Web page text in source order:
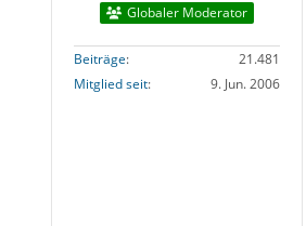
Globaler Moderator
Beiträge
21.481
Mitglied seit
9. Jun. 2006